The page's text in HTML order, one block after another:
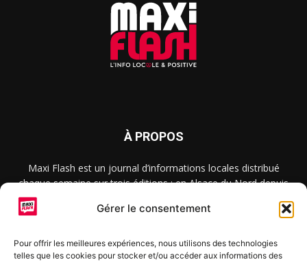
Gérer le consentement
Pour offrir les meilleures expériences, nous utilisons des technologies
telles que les cookies pour stocker et/ou accéder aux informations des
À PROPOS
Maxi Flash est un journal d’informations locales distribué
chaque semaine sur trois éditions : en Alsace du Nord depuis
2015, dans les secteurs d’Obernai-Molsheim-Erstein depuis
2022, et à Colmar, Vignoble et Plaine depuis 2023.